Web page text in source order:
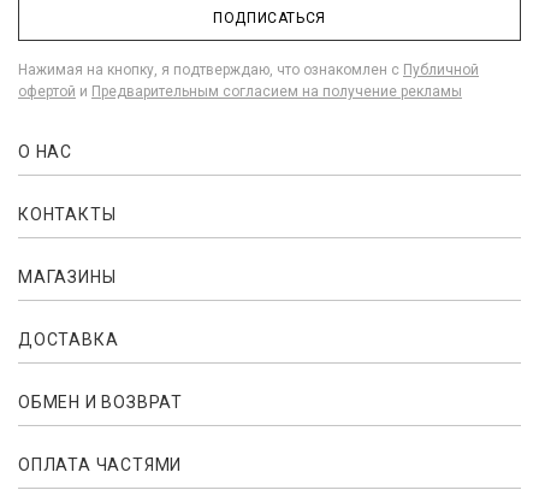
ПОДПИСАТЬСЯ
Нажимая на кнопку, я подтверждаю, что ознакомлен с Публичной
офертой и Предварительным согласием на получение рекламы
О НАС
КОНТАКТЫ
МАГАЗИНЫ
ДОСТАВКА
ОБМЕН И ВОЗВРАТ
ОПЛАТА ЧАСТЯМИ